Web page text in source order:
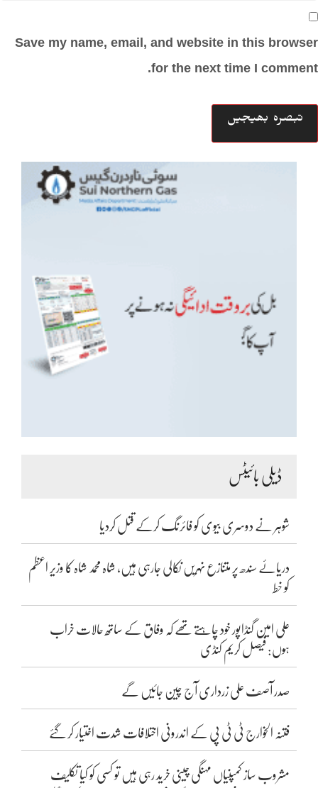
Save my name, email, and website in this browser
for the next time I comment.
ڈیلی بائیٹس
شوہر نے دوسری بیوی کو فائرنگ کرکے قتل کردیا
دریائے سندھ پر متنازع نہریں نکالی جارہی ہیں، شاہ محمد شاہ کا وزیر اعظم
کو خط
علی امین گنڈاپور خود چاہتے تھے کہ وفاق کے ساتھ حالات خراب
ہوں: فیصل کریم کنڈی
صدر آصف علی زرداری آج چین جائیں گے
فتنہ الخوارج ٹی ٹی پی کے اندرونی اختلافات شدت اختیار کر گئے
مشروب ساز کمپنیاں مہنگی چینی خرید رہی ہیں تو کسی کو کیا تکلیف